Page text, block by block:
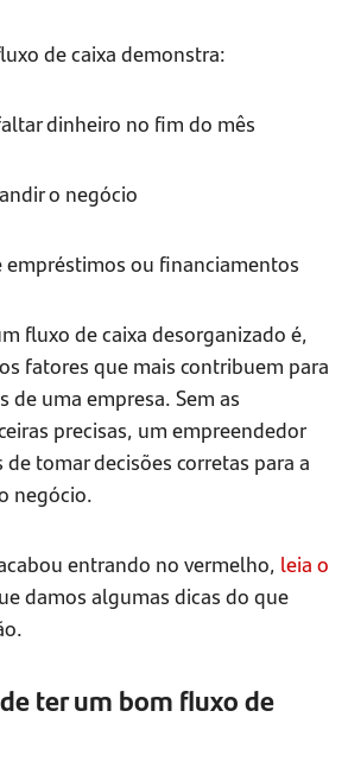
de caixa demonstra:
dinheiro no fim do mês
o negócio
empréstimos ou financiamentos
fluxo de caixa desorganizado é,
fatores que mais contribuem para
de uma empresa. Sem as
precisas, um empreendedor
tomar decisões corretas para a
negócio.
entrando no vermelho, leia o
damos algumas dicas do que
ter um bom fluxo de